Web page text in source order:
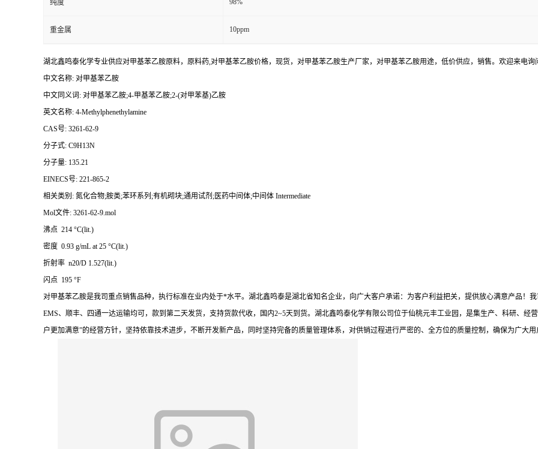
纯度 98%
重金属 10ppm
湖北鑫鸣泰化学专业供应对甲基苯乙胺原料，原料药,对甲基苯乙胺价格，现货，对甲基苯乙胺生产厂家，对甲基苯乙胺用途，低价供应，销售。欢迎来电询
中文名称: 对甲基苯乙胺
中文同义词: 对甲基苯乙胺;4-甲基苯乙胺;2-(对甲苯基)乙胺
英文名称: 4-Methylphenethylamine
CAS号: 3261-62-9
分子式: C9H13N
分子量: 135.21
EINECS号: 221-865-2
相关类别: 氮化合物;胺类;苯环系列;有机砌块;通用试剂;医药中间体;中间体 Intermediate
Mol文件: 3261-62-9.mol
沸点 214 °C(lit.)
密度 0.93 g/mL at 25 °C(lit.)
折射率 n20/D 1.527(lit.)
闪点 195 °F
对甲基苯乙胺是我司重点销售品种，执行标准在业内处于*水平。湖北鑫鸣泰是湖北省知名企业，向广大客户承诺：为客户利益把关，提供放心满意产品！
EMS、顺丰、四通一达运输均可，款到第二天发货，支持货款代收，国内2~5天到货。湖北鑫鸣泰化学有限公司位于仙桃元丰工业园，是集生产、科研、经
户更加满意”的经营方针，坚持依靠技术进步，不断开发新产品，同时坚持完备的质量管理体系，对供销过程进行严密的、全方位的质量控制，确保为广大用